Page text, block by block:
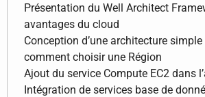
Présentation du Well Architect
avantages du cloud
Conception d’une architecture simple
comment choisir une Région
Ajout du service Compute EC2 dans
Intégration de services base de